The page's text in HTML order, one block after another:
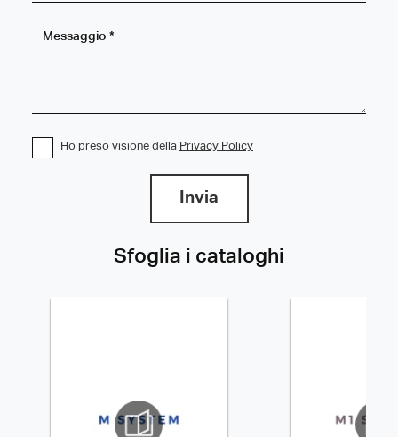
Sfoglia i cataloghi
Ho preso visione della Privacy Policy
Invia